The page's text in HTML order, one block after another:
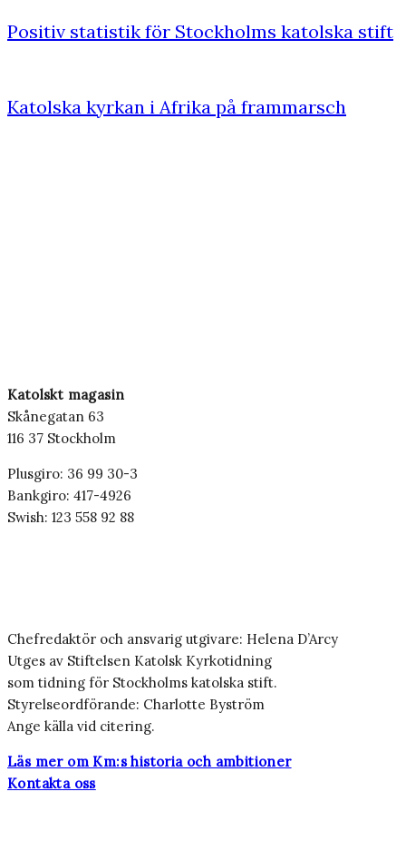
Positiv statistik för Stockholms katolska stift
Katolska kyrkan i Afrika på frammarsch
Katolskt magasin
Skånegatan 63
116 37 Stockholm
Plusgiro: 36 99 30-3
Bankgiro: 417-4926
Swish: 123 558 92 88
Chefredaktör och ansvarig utgivare: Helena D’Arcy
Utges av Stiftelsen Katolsk Kyrkotidning
som tidning för Stockholms katolska stift.
Styrelseordförande: Charlotte Byström
Ange källa vid citering.
Läs mer om Km:s historia och ambitioner
Kontakta oss